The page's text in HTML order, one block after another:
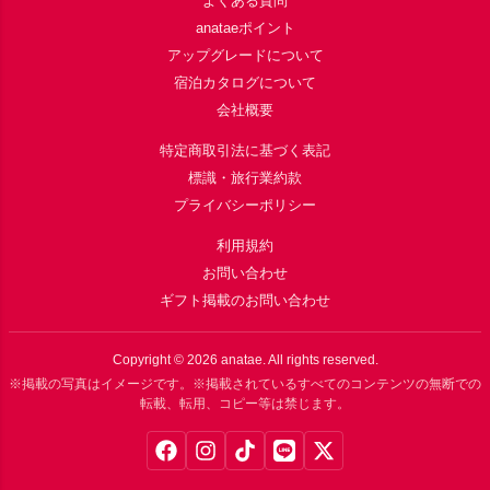
anataeポイント
アップグレードについて
宿泊カタログについて
会社概要
特定商取引法に基づく表記
標識・旅行業約款
プライバシーポリシー
利用規約
お問い合わせ
ギフト掲載のお問い合わせ
Copyright © 2026 anatae. All rights reserved.
※掲載の写真はイメージです。※掲載されているすべてのコンテンツの無断での
転載、転用、コピー等は禁じます。
Facebook
Instagram
TikTokLINEX